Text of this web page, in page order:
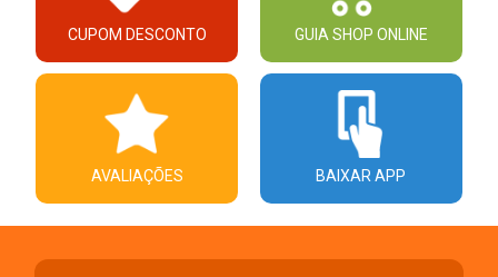
CUPOM DESCONTO GUIA SHOP ONLINE
AVALIAÇÕES BAIXAR APP